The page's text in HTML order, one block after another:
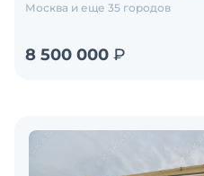
Москва и еще 35 городов
8 500 000 ₽